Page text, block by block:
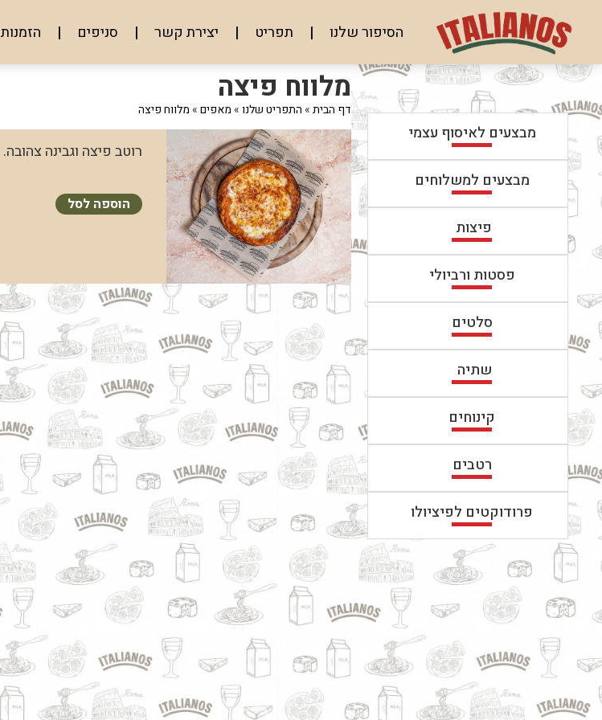
המרכזי
הסיפור שלנו תפריט יצירת קשר סניפים הזמנות
מעבר
לתפריט
הקטגוריות
מעבר
המוצר
מבצעים לאיסוף עצמי
מבצעים למשלוחים
פיצות
פסטות ורביולי
סלטים
שתיה
קינוחים
רטבים
פרודוקטים לפיציולו
מלווח פיצה
דף הבית»התפריט שלנו»מאפים»מלווח פיצה
רוטב פיצה וגבינה צהובה.
הוספה לסל